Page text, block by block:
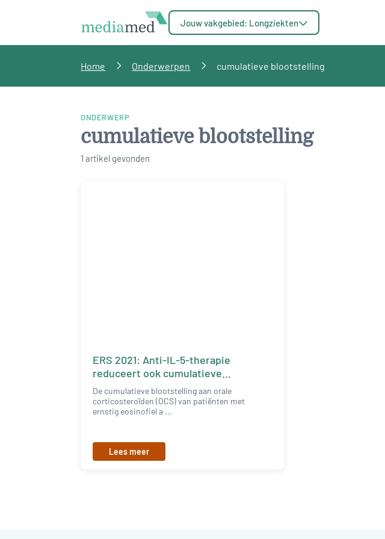
Jouw vakgebied: Longziekten
Home Onderwerpen cumulatieve blootstelling
ONDERWERP
cumulatieve blootstelling
1 artikel gevonden
ERS 2021: Anti-IL-5-therapie
reduceert ook cumulatieve
blootstelling aan OCS
De cumulatieve blootstelling aan orale
corticosteroïden (OCS) van patiënten met
ernstig eosinofiel a ...
Lees meer